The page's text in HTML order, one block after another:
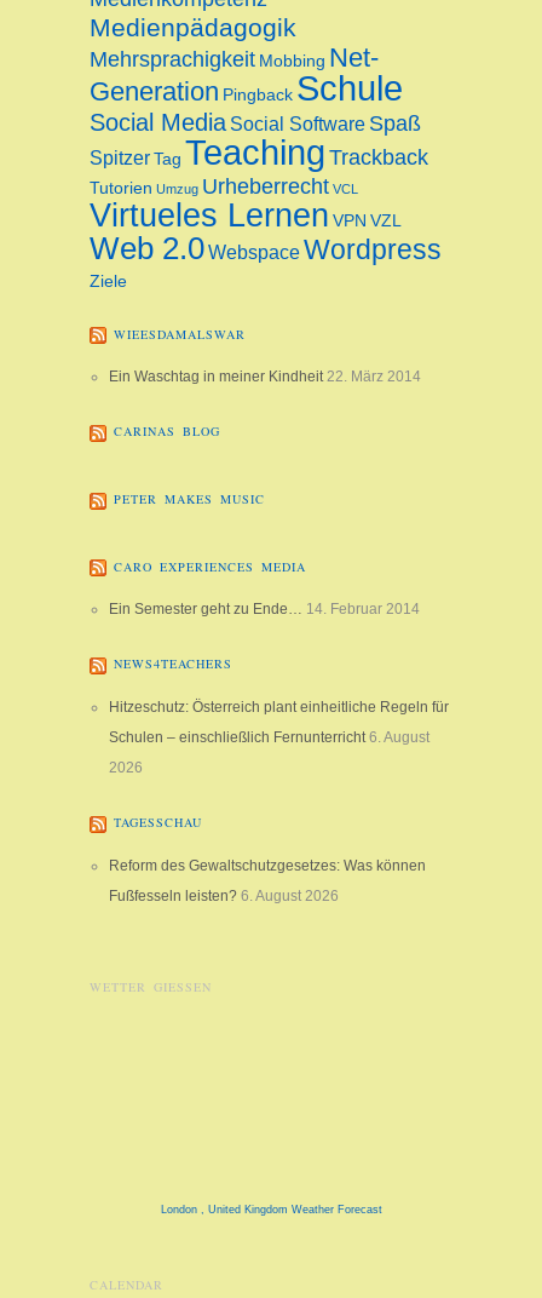
Medienpädagogik
Mehrsprachigkeit Mobbing Net-
Generation Pingback Schule
Social Media Social Software Spaß
SpitzerTag Teaching Trackback
Tutorien Umzug Urheberrecht VCL
Virtueles Lernen VPN VZL
Web 2.0WebspaceWordpress
Ziele
WIEESDAMALSWAR
Ein Waschtag in meiner Kindheit 22. März 2014
CARINAS BLOG
PETER MAKES MUSIC
CARO EXPERIENCES MEDIA
Ein Semester geht zu Ende… 14. Februar 2014
NEWS4TEACHERS
Hitzeschutz: Österreich plant einheitliche Regeln für
Schulen – einschließlich Fernunterricht 6. August
2026
TAGESSCHAU
Reform des Gewaltschutzgesetzes: Was können
Fußfesseln leisten? 6. August 2026
WETTER GIESSEN
London , United Kingdom Weather Forecast
CALENDAR